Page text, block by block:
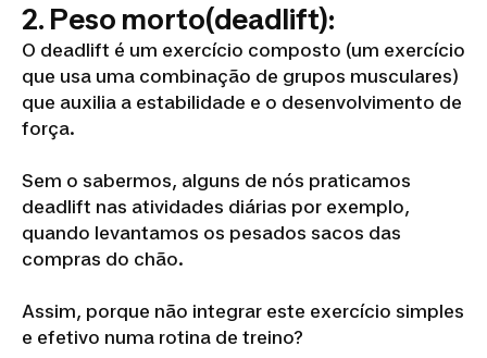
2. Peso morto(deadlift):
O deadlift é um exercício composto (um exercício
que usa uma combinação de grupos musculares)
que auxilia a estabilidade e o desenvolvimento de
força.
Sem o sabermos, alguns de nós praticamos
deadlift nas atividades diárias por exemplo,
quando levantamos os pesados sacos das
compras do chão.
Assim, porque não integrar este exercício simples
e efetivo numa rotina de treino?